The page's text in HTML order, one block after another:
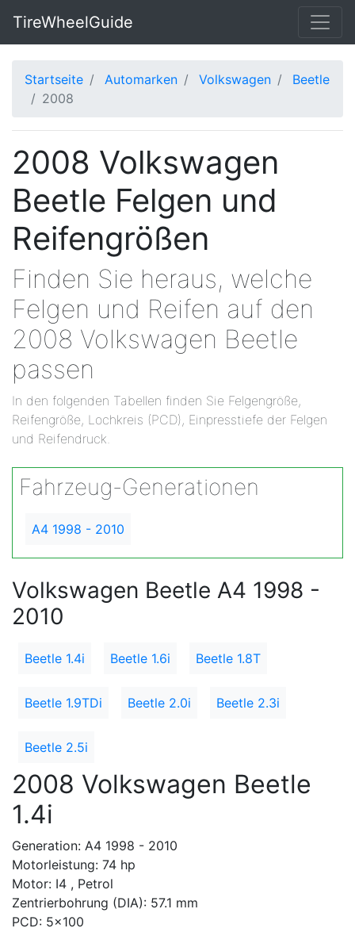
TireWheelGuide
Startseite Automarken Volkswagen
Beetle
2008
2008 Volkswagen
Beetle Felgen und
Reifengrößen
Finden Sie heraus, welche
Felgen und Reifen auf den
2008 Volkswagen Beetle
passen
In den folgenden Tabellen finden Sie Felgengröße,
Reifengröße, Lochkreis (PCD), Einpresstiefe der Felgen
und Reifendruck.
Fahrzeug-Generationen
A4 1998 - 2010
Volkswagen Beetle A4 1998 -
2010
Beetle 1.4i Beetle 1.6i Beetle 1.8T
Beetle 1.9TDi Beetle 2.0i Beetle 2.3i
Beetle 2.5i
2008 Volkswagen Beetle
1.4i
Generation: A4 1998 - 2010
Motorleistung: 74 hp
Motor: I4 , Petrol
Zentrierbohrung (DIA): 57.1 mm
PCD: 5x100